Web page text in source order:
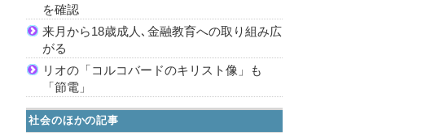
を確認
来月から18歳成人､金融教育への取り組み広
がる
リオの「コルコバードのキリスト像」も
「節電」
社会のほかの記事